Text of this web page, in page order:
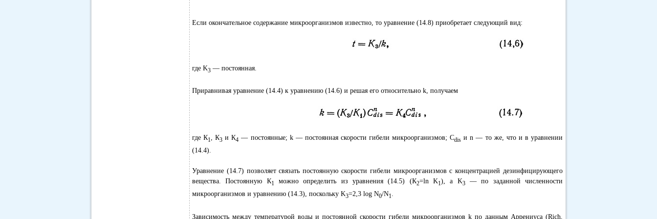
Если окончательное содержание микроорганизмов известно, то уравнение (14.8) приобретает следующий вид:
где K3 — постоянная.
Приравнивая уравнение (14.4) к уравнению (14.6) и решая его относительно k, получаем
где К1, К3 и К4 — постоянные; k — постоянная скорости гибели микроорганизмов; Cdis и n — то же, что и в уравнении
(14.4).
Уравнение (14.7) позволяет связать постоянную скорости гибели микроорганизмов с концентрацией дезинфицирующего
вещества. Постоянную К1 можно определить из уравнения (14.5) (К2=ln K1), а K3— по заданной численности
микроорганизмов и уравнению (14.3), поскольку K3=2,3 log N0/N1
Зависимость между температурой воды и постоянной скорости гибели микроорганизмов k по данным Аррениуса (Rich,